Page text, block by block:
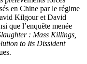
en Chine par le régime
Kilgour et David
que l’enquête menée
: Mass Killings,
to Its Dissident